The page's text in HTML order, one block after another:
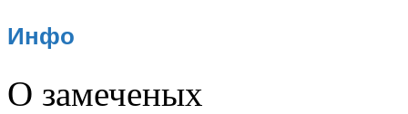
Инфо
О замеченых